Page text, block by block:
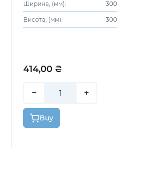
Ширина, (мм): 300
Висота, (мм): 300
414,00 ₴
− +
Buy